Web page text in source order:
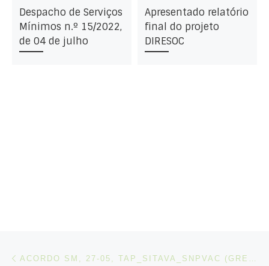
Despacho de Serviços
Mínimos n.º 15/2022,
de 04 de julho
Apresentado relatório
final do projeto
DIRESOC
Post navigation